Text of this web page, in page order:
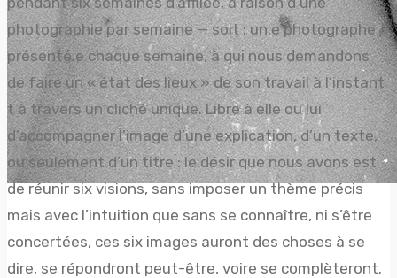
photographie par semaine — soit : un.e photographe
présenté.e chaque semaine, à qui nous demandons
de faire un « état des lieux » de son travail à l’instant
t à travers un cliché unique. Libre à elle ou lui
d’accompagner l’image d’une explication, d’un texte,
ou seulement d’un titre : le désir que nous avons est
de réunir six visions, sans imposer un thème précis
mais avec l’intuition que sans se connaître, ni s’être
concertées, ces six images auront des choses à se
dire, se répondront peut-être, voire se complèteront.